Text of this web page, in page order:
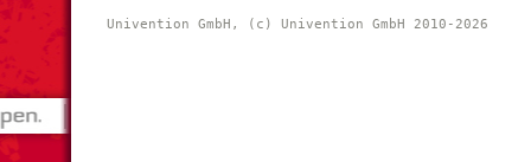
Univention GmbH, (c) Univention GmbH 2010-2026